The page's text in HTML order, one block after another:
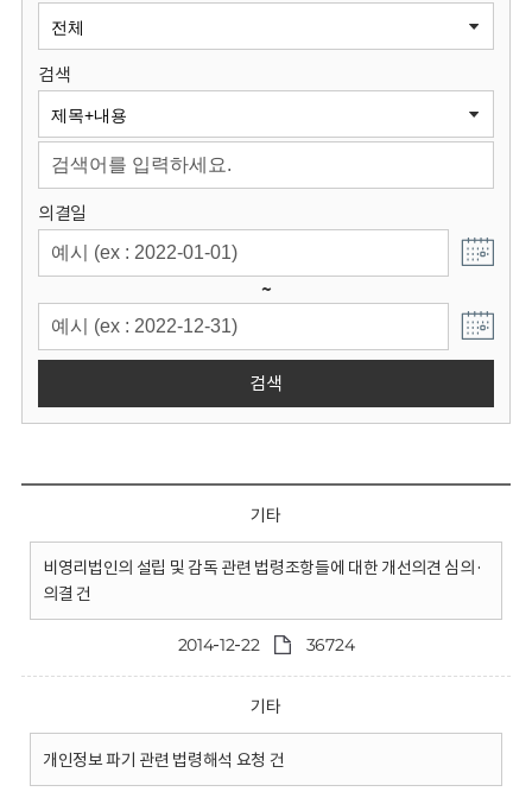
원
회
검색
의결일
~
검색
기타
비영리법인의 설립 및 감독 관련 법령조항들에 대한 개선의견 심의·
의결 건
2014-12-22 36724
기타
개인정보 파기 관련 법령해석 요청 건